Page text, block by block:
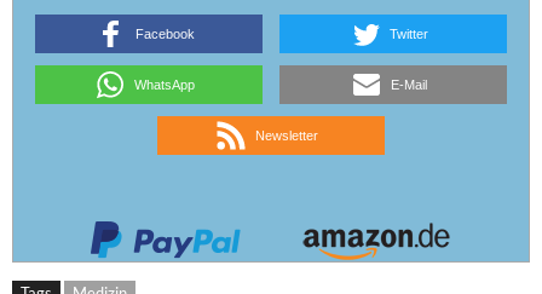
Facebook Twitter
WhatsApp E-Mail
Newsletter